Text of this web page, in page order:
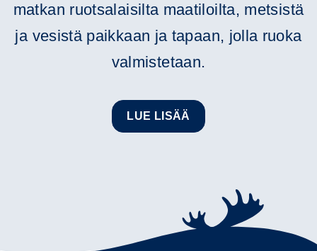
matkan ruotsalaisilta maatiloilta, metsistä
ja vesistä paikkaan ja tapaan, jolla ruoka
valmistetaan.
LUE LISÄÄ